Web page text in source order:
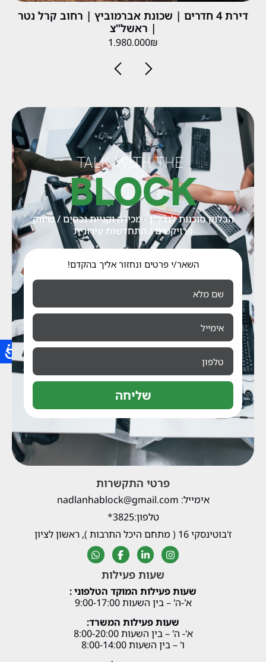
דירת 4 חדרים | שכונת אברמוביץ | רחוב קרל נטר
| ראשל"צ
1.980.000₪
TALK WITH THE
BLOCK
הבלוק סוכנות לנדל"ן - מכירה וקניית נכסים / שיווק
פרויקטים / התחדשות עירונית
השאר/י פרטים ונחזור אליך בהקדם!
שליחה
שעות פעילות
שעות פעילות המוקד הטלפוני :
א'-ה' – בין השעות 9:00-17:00
שעות פעילות המשרד:
א'- ה' – בין השעות 8:00-20:00
ו' – בין השעות 8:00-14:00
פרטי התקשרות
אימייל: nadlanhablock@gmail.com
טלפון:3825*
ז'בוטינסקי 16 ( מתחם היכל התרבות ), ראשון לציון